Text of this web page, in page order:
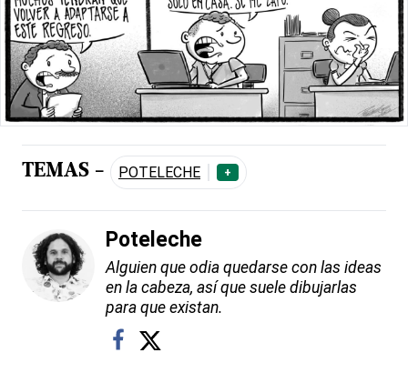
TEMAS - POTELECHE +
Poteleche
Alguien que odia quedarse con las ideas
en la cabeza, así que suele dibujarlas
para que existan.